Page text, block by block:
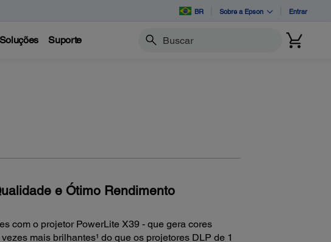
BR Sobre a Epson Entrar
Soluções Suporte Buscar
e Ótimo Rendimento
com o projetor PowerLite X39 - que gera cores
mais brilhantes¹ do que os projetores DLP de 1